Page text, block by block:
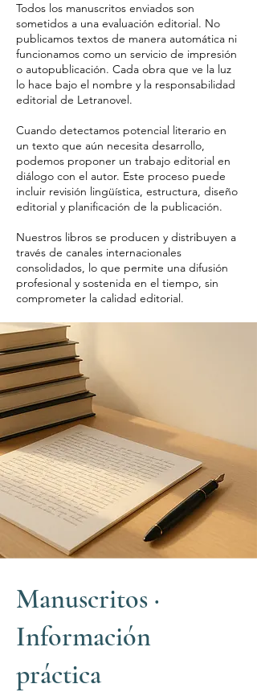
Todos los manuscritos enviados son
sometidos a una evaluación editorial. No
publicamos textos de manera automática ni
funcionamos como un servicio de impresión
o autopublicación. Cada obra que ve la luz
lo hace bajo el nombre y la responsabilidad
editorial de Letranovel.
Cuando detectamos potencial literario en
un texto que aún necesita desarrollo,
podemos proponer un trabajo editorial en
diálogo con el autor. Este proceso puede
incluir revisión lingüística, estructura, diseño
editorial y planificación de la publicación.
Nuestros libros se producen y distribuyen a
través de canales internacionales
consolidados, lo que permite una difusión
profesional y sostenida en el tiempo, sin
comprometer la calidad editorial.
Manuscritos ·
Información
práctica